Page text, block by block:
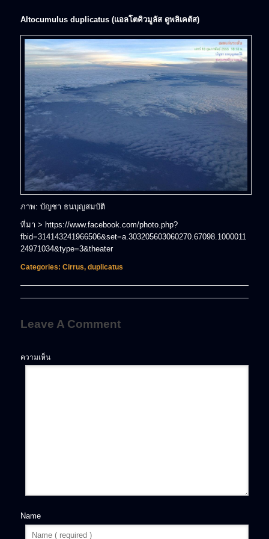
Altocumulus duplicatus (แอลโตคิวมูลัส ดูพลิเคตัส)
ภาพ: บัญชา ธนบุญสมบัติ
ที่มา > https://www.facebook.com/photo.php?
fbid=314143241966506&set=a.303205603060270.67098.1000011
24971034&type=3&theater
Categories: Cirrus, duplicatus
Leave A Comment
ความเห็น
Name